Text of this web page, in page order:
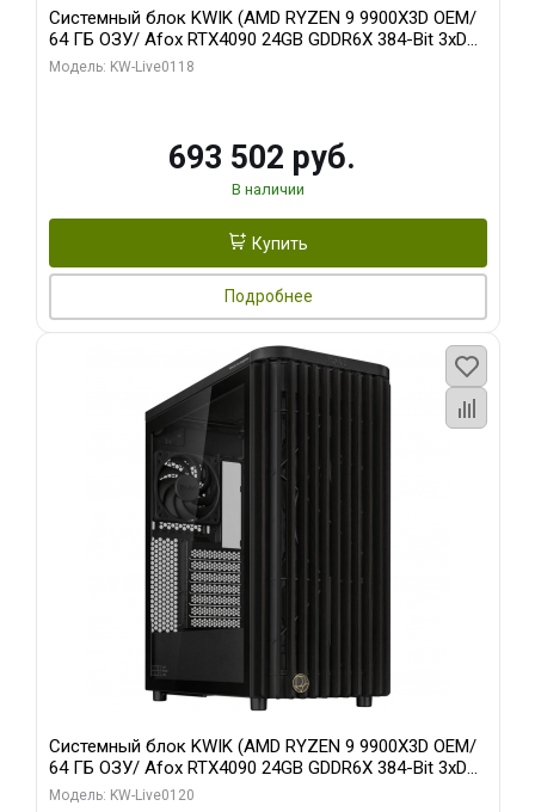
Системный блок KWIK (AMD RYZEN 9 9900X3D OEM/
64 ГБ ОЗУ/ Afox RTX4090 24GB GDDR6X 384-Bit 3xDP
HDMI ATX Turbo/ 960 ГБ SSD)
Модель: KW-Live0118
693 502 руб.
В наличии
Купить
Подробнее
Системный блок KWIK (AMD RYZEN 9 9900X3D OEM/
64 ГБ ОЗУ/ Afox RTX4090 24GB GDDR6X 384-Bit 3xDP
HDMI ATX Turbo/ 1 ТБ SSD)
Модель: KW-Live0120